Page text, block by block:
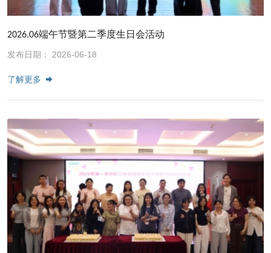
2026.06端午节暨第二季度生日会活动
发布日期： 2026-06-18
了解更多